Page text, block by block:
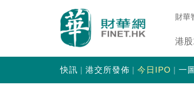
財華
港
快訊 港交所發佈 今日IPO 一